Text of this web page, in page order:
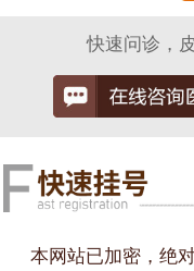
快速问诊，
本网站已加密，绝